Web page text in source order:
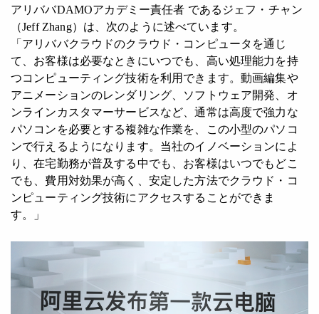
アリババDAMOアカデミー責任者 であるジェフ・チャン
（Jeff Zhang）は、次のように述べています。
「アリババクラウドのクラウド・コンピュータを通じ
て、お客様は必要なときにいつでも、高い処理能力を持
つコンピューティング技術を利用できます。動画編集や
アニメーションのレンダリング、ソフトウェア開発、オ
ンラインカスタマーサービスなど、通常は高度で強力な
パソコンを必要とする複雑な作業を、この小型のパソコ
ンで行えるようになります。当社のイノベーションによ
り、在宅勤務が普及する中でも、お客様はいつでもどこ
でも、費用対効果が高く、安定した方法でクラウド・コ
ンピューティング技術にアクセスすることができま
す。」